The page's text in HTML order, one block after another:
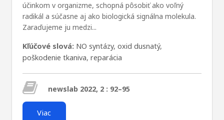
účinkom v organizme, schopná pôsobiť ako voľný
radikál a súčasne aj ako biologická signálna molekula.
Zaraďujeme ju medzi...
Kľúčové slová: NO syntázy, oxid dusnatý,
poškodenie tkaniva, reparácia
newslab 2022, 2 : 92–95
Viac